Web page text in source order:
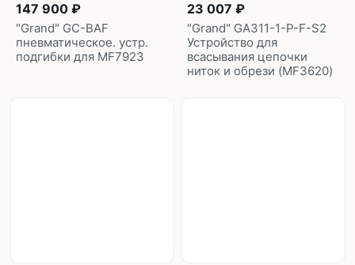
147 900 ₽
"Grand" GC-BAF
пневматическое. устр.
подгибки для MF7923
23 007 ₽
"Grand" GA311-1-P-F-S2
Устройство для
всасывания цепочки
ниток и обрези (MF3620)